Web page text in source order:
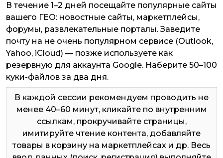
В течение 1–2 дней посещайте популярные сайты
вашего ГЕО: новостные сайты, маркетплейсы,
форумы, развлекательные порталы. Заведите
почту на не очень популярном сервисе (Outlook,
Yahoo, iCloud) — позже используете как
резервную для аккаунта Google. Наберите 50–100
куки-файлов за два дня.
В каждой сессии рекомендуем проводить не
менее 40–60 минут, кликайте по внутренним
ссылкам, прокручивайте страницы,
имитируйте чтение контента, добавляйте
товары в корзину на маркетплейсах и др. Весь